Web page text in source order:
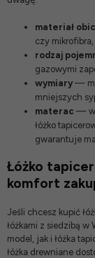
materiał
czy
rodzaj
gazowymi
wymiary —
mniejszych
materac —
łóżko
gwarantuje
Łóżko
komfort
Jeśli chcesz kupić
łóżkami z siedzibą w
model, jak i łóżka
łóżka drewniane